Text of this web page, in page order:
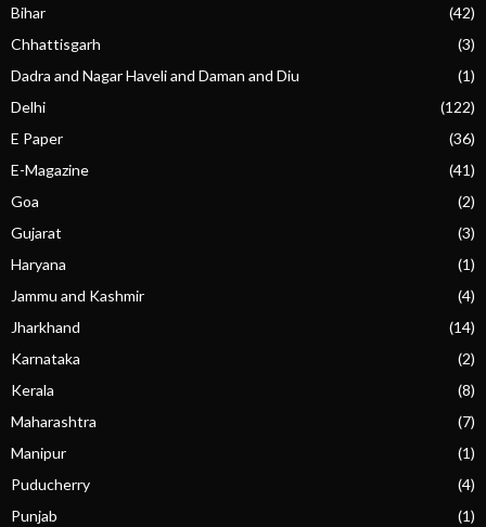
Bihar
(42)
Chhattisgarh
(3)
Dadra and Nagar Haveli and Daman and Diu
(1)
Delhi
(122)
E Paper
(36)
E-Magazine
(41)
Goa
(2)
Gujarat
(3)
Haryana
(1)
Jammu and Kashmir
(4)
Jharkhand
(14)
Karnataka
(2)
Kerala
(8)
Maharashtra
(7)
Manipur
(1)
Puducherry
(4)
Punjab
(1)